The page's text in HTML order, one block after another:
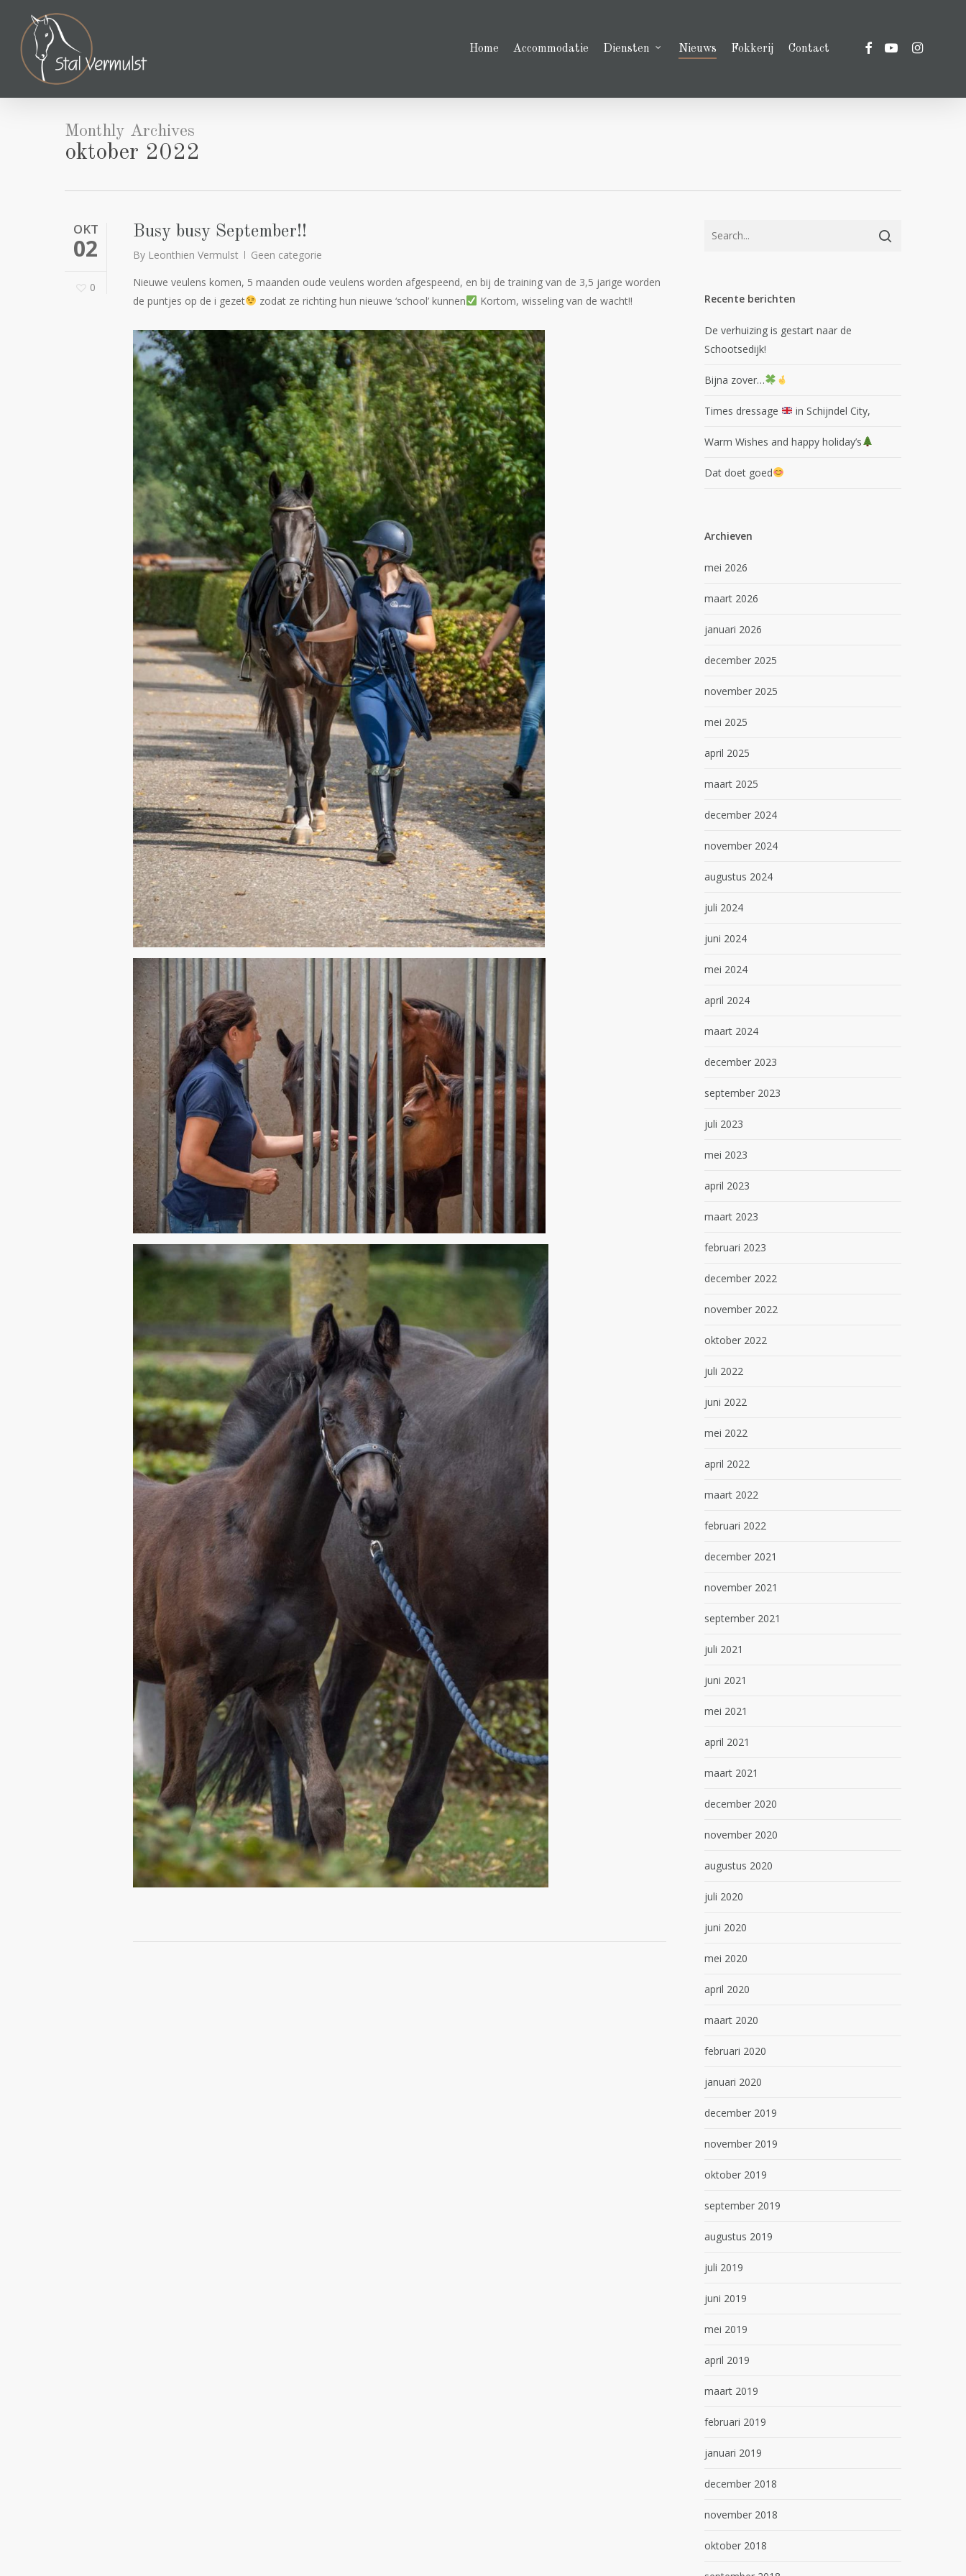
main
content
Home Accommodatie Diensten Nieuws Fokkerij Contact facebookyoutubeinstagram
Monthly Archives
oktober 2022
OKT
02
0
Busy busy September!!
By Leonthien Vermulst
Geen categorie
Nieuwe veulens komen, 5 maanden oude veulens worden afgespeend, en bij de training van de 3,5 jarige worden
de puntjes op de i gezet
zodat ze richting hun nieuwe ‘school’ kunnen Kortom, wisseling van de wacht!! Recente berichten
De verhuizing is gestart naar de
Schootsedijk!
Bijna zover…
Times dressage in Schijndel City,
Warm Wishes and happy holiday’s
Dat doet goed
Archieven
mei 2026
maart 2026
januari 2026
december 2025
november 2025
mei 2025
april 2025
maart 2025
december 2024
november 2024
augustus 2024
juli 2024
juni 2024
mei 2024
april 2024
maart 2024
december 2023
september 2023
juli 2023
mei 2023
april 2023
maart 2023
februari 2023
december 2022
november 2022
oktober 2022
juli 2022
juni 2022
mei 2022
april 2022
maart 2022
februari 2022
december 2021
november 2021
september 2021
juli 2021
juni 2021
mei 2021
april 2021
maart 2021
december 2020
november 2020
augustus 2020
juli 2020
juni 2020
mei 2020
april 2020
maart 2020
februari 2020
januari 2020
december 2019
november 2019
oktober 2019
september 2019
augustus 2019
juli 2019
juni 2019
mei 2019
april 2019
maart 2019
februari 2019
januari 2019
december 2018
november 2018
oktober 2018